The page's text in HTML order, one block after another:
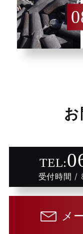
TEL:
受付時間 /
メ